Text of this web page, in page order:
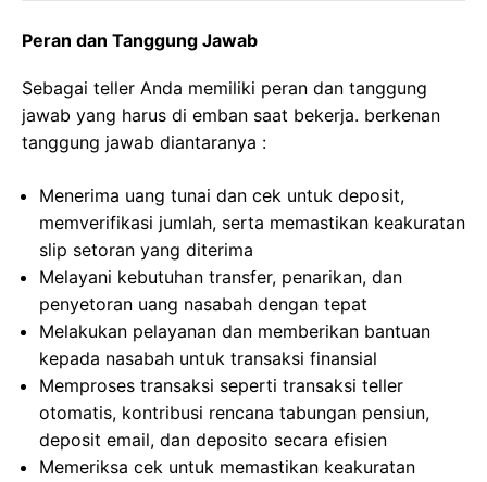
Peran dan Tanggung Jawab
Sebagai teller Anda memiliki peran dan tanggung
jawab yang harus di emban saat bekerja. berkenan
tanggung jawab diantaranya :
Menerima uang tunai dan cek untuk deposit,
memverifikasi jumlah, serta memastikan keakuratan
slip setoran yang diterima
Melayani kebutuhan transfer, penarikan, dan
penyetoran uang nasabah dengan tepat
Melakukan pelayanan dan memberikan bantuan
kepada nasabah untuk transaksi finansial
Memproses transaksi seperti transaksi teller
otomatis, kontribusi rencana tabungan pensiun,
deposit email, dan deposito secara efisien
Memeriksa cek untuk memastikan keakuratan